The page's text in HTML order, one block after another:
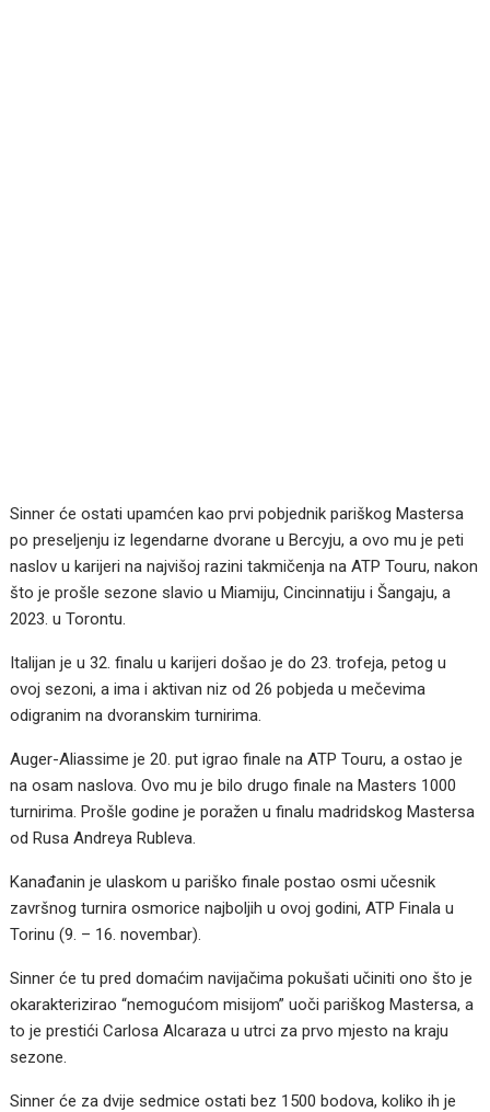
Sinner će ostati upamćen kao prvi pobjednik pariškog Mastersa
po preseljenju iz legendarne dvorane u Bercyju, a ovo mu je peti
naslov u karijeri na najvišoj razini takmičenja na ATP Touru, nakon
što je prošle sezone slavio u Miamiju, Cincinnatiju i Šangaju, a
2023. u Torontu.
Italijan je u 32. finalu u karijeri došao je do 23. trofeja, petog u
ovoj sezoni, a ima i aktivan niz od 26 pobjeda u mečevima
odigranim na dvoranskim turnirima.
Auger-Aliassime je 20. put igrao finale na ATP Touru, a ostao je
na osam naslova. Ovo mu je bilo drugo finale na Masters 1000
turnirima. Prošle godine je poražen u finalu madridskog Mastersa
od Rusa Andreya Rubleva.
Kanađanin je ulaskom u pariško finale postao osmi učesnik
završnog turnira osmorice najboljih u ovoj godini, ATP Finala u
Torinu (9. – 16. novembar).
Sinner će tu pred domaćim navijačima pokušati učiniti ono što je
okarakterizirao “nemogućom misijom” uoči pariškog Mastersa, a
to je prestići Carlosa Alcaraza u utrci za prvo mjesto na kraju
sezone.
Sinner će za dvije sedmice ostati bez 1500 bodova, koliko ih je